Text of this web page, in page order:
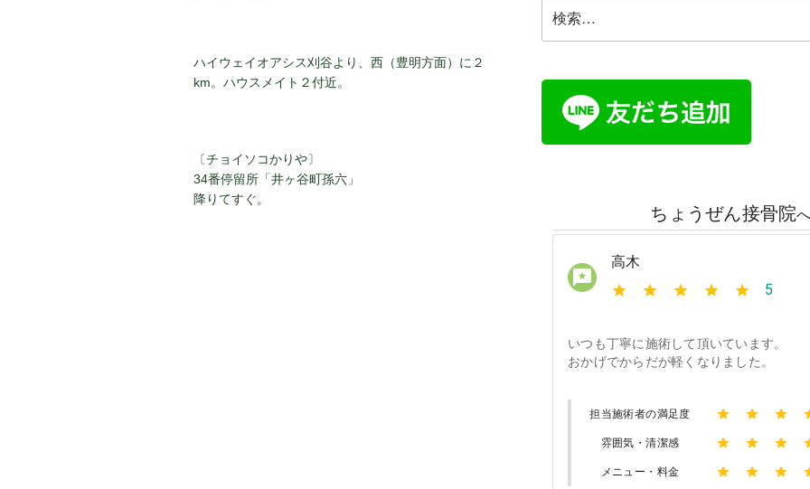
ハイウェイオアシス刈谷より、西（豊明方面）に２
km。ハウスメイト２付近。
〔チョイソコかりや〕
34番停留所「井ヶ谷町孫六」
降りてすぐ。
索: